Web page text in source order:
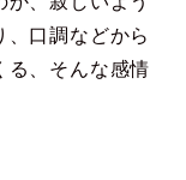
、口調などから
る、そんな感情